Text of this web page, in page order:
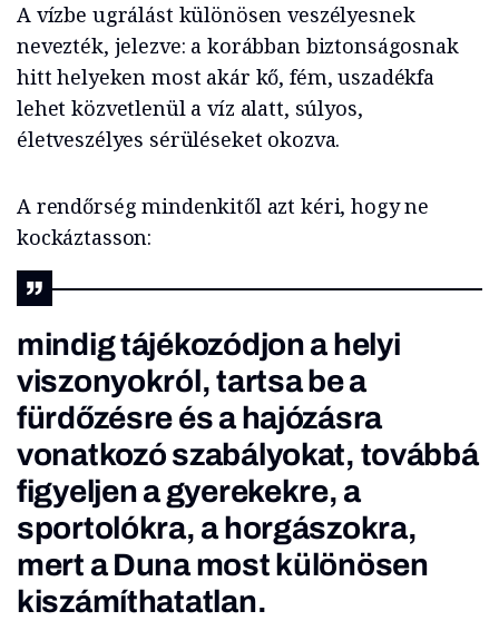
A vízbe ugrálást különösen veszélyesnek
nevezték, jelezve: a korábban biztonságosnak
hitt helyeken most akár kő, fém, uszadékfa
lehet közvetlenül a víz alatt, súlyos,
életveszélyes sérüléseket okozva.
A rendőrség mindenkitől azt kéri, hogy ne
kockáztasson:
mindig tájékozódjon a helyi
viszonyokról, tartsa be a
fürdőzésre és a hajózásra
vonatkozó szabályokat, továbbá
figyeljen a gyerekekre, a
sportolókra, a horgászokra,
mert a Duna most különösen
kiszámíthatatlan.